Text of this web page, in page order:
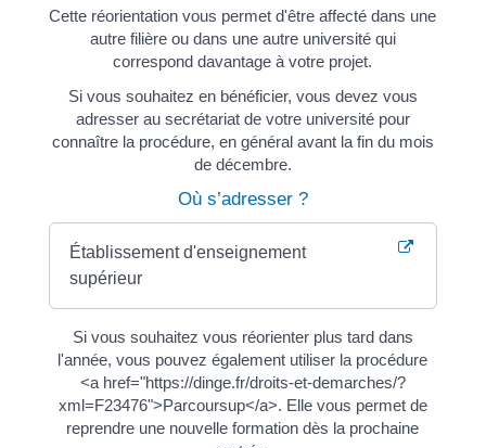
Cette réorientation vous permet d'être affecté dans une
autre filière ou dans une autre université qui
correspond davantage à votre projet.
Si vous souhaitez en bénéficier, vous devez vous
adresser au secrétariat de votre université pour
connaître la procédure, en général avant la fin du mois
de décembre.
Où s’adresser ?
Établissement d'enseignement
supérieur
Si vous souhaitez vous réorienter plus tard dans
l'année, vous pouvez également utiliser la procédure
<a href="https://dinge.fr/droits-et-demarches/?
xml=F23476">Parcoursup</a>. Elle vous permet de
reprendre une nouvelle formation dès la prochaine